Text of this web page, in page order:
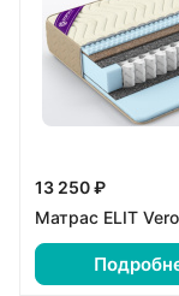
13 250 ₽
Матрас ELIT